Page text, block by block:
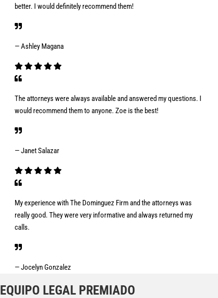
better. I would definitely recommend them!
— Ashley Magana
The attorneys were always available and answered my questions. I
would recommend them to anyone. Zoe is the best!
— Janet Salazar
My experience with The Dominguez Firm and the attorneys was
really good. They were very informative and always returned my
calls.
— Jocelyn Gonzalez
EQUIPO LEGAL PREMIADO